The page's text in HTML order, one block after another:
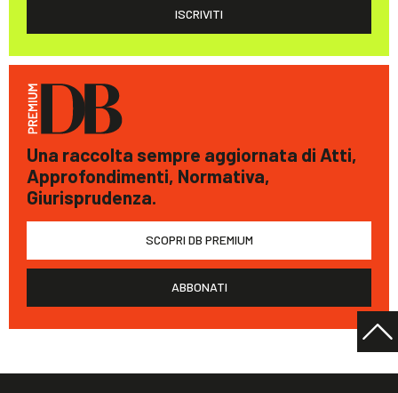
ISCRIVITI
Una raccolta sempre aggiornata di Atti,
Approfondimenti, Normativa,
Giurisprudenza.
SCOPRI DB PREMIUM
ABBONATI